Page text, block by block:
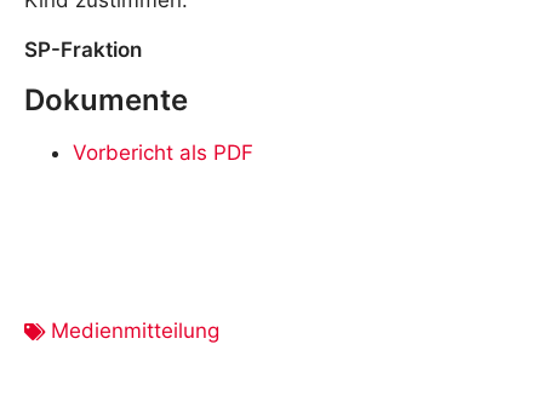
SP-Fraktion
Dokumente
Vorbericht als PDF
Medienmitteilung